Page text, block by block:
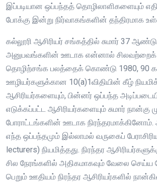
இப்படியான ஒப்பந்தத் தொழிலாளிகளையும் எதிர்
போக்கு இன்று நிர்வாகங்களின் தந்திரமாக
கல்லூரி ஆசிரியர் சங்கத்தில் சுமார் 37
அனுபவங்களின் ஊடாக என்னால் சிலவற்றைக்
தொழிற்சங்க பலத்தைக் கொண்டு 1980, 90
ஊழியர்களுக்கான 10(a)1விதியின் கீழ்
ஆசிரியர்களையும், பின்னர் ஒப்பந்த
எடுக்கப்பட்ட ஆசிரியர்களையும் சுமார் நான்கு
போராட்டங்களின் ஊடாக நிரந்தரமாக்கினோம்.
எந்த ஒப்பந்தமும் இல்லாமல் வருகைப்
lecturers) நியமித்தது. நிரந்தர
சில நேரங்களில் அதிகமாகவும் வேலை செய்ய
பெறும் ஊதியம் நிரந்தர ஆசிரியர்களில்